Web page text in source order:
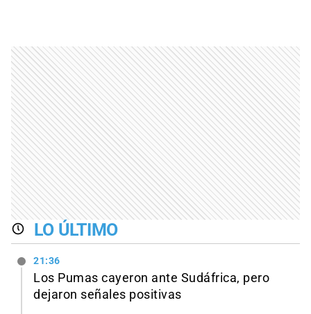
LO ÚLTIMO
21:36
Los Pumas cayeron ante Sudáfrica, pero
dejaron señales positivas